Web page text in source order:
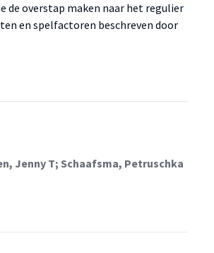
de overstap maken naar het regulier
en spelfactoren beschreven door
Jenny T; Schaafsma, Petruschka